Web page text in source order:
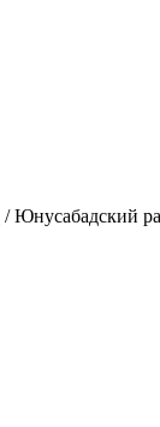
/Юнусабадский